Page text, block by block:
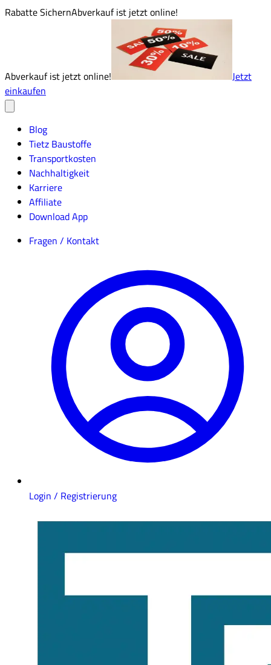
Rabatte SichernAbverkauf ist jetzt online!
Abverkauf ist jetzt online!
Jetzt
einkaufen
Blog
Tietz Baustoffe
Transportkosten
Nachhaltigkeit
Karriere
Affiliate
Download App
Fragen / Kontakt
Login / Registrierung